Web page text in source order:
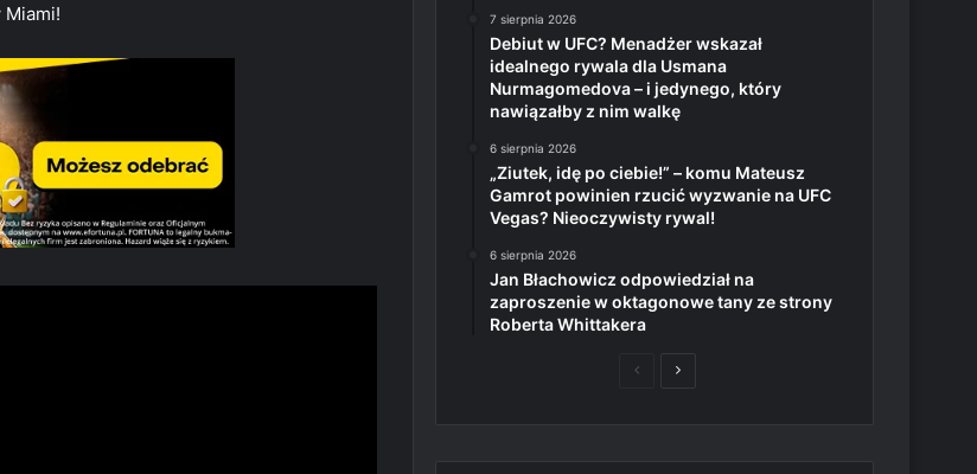
Miami! 7 sierpnia 2026
Debiut w UFC? Menadżer wskazał
idealnego rywala dla Usmana
Nurmagomedova – i jedynego, który
nawiązałby z nim walkę
6 sierpnia 2026
„Ziutek, idę po ciebie!” – komu Mateusz
Gamrot powinien rzucić wyzwanie na UFC
Vegas? Nieoczywisty rywal!
6 sierpnia 2026
Jan Błachowicz odpowiedział na
zaproszenie w oktagonowe tany ze strony
Roberta Whittakera
PoprzedniaNastępna